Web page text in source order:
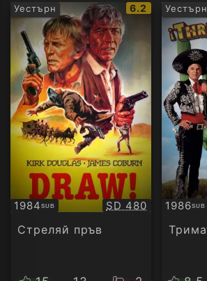
Уестърн
IMDb
рейтинг:
6.2
1984SUB
Субтитри Качество:
SD 480
Стреляй пръв
Уестърн
1986SUB